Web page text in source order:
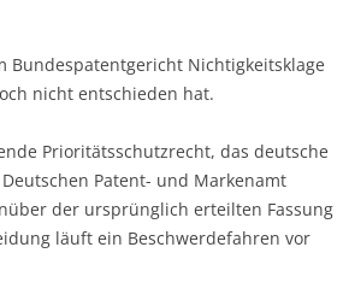
Bundespatentgericht Nichtigkeitsklage
nicht entschieden hat.
Prioritätsschutzrecht, das deutsche
Patent- und Markenamt
der ursprünglich erteilten Fassung
läuft ein Beschwerdefahren vor